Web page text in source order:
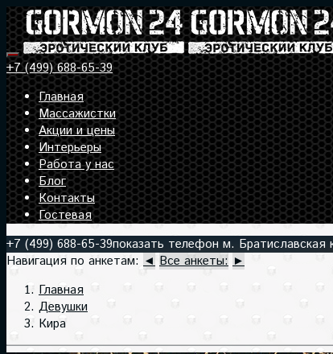
+7 (499) 688-65-39
Главная
Массажистки
Акции и цены
Интерьеры
Работа у нас
Блог
Контакты
Гостевая
+7 (499) 688-65-39показать телефон м. Братиславская
Навигация по анкетам: ◄ Все анкеты: ►
Главная
Девушки
Кира